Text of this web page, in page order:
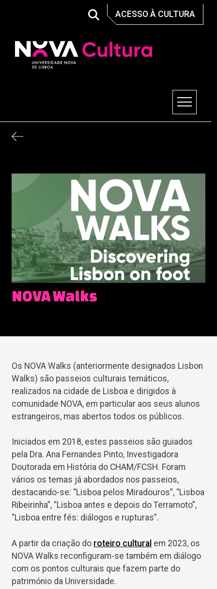
ACESSO À CULTURA
NOVA Walks
Os NOVA Walks (anteriormente designados Lisbon
Walks) são passeios culturais temáticos,
realizados na cidade de Lisboa e dirigidos à
comunidade NOVA, em particular aos seus alunos
estrangeiros, mas abertos todos os públicos.
Iniciados em 2018, estes passeios são guiados
pela Dra. Ana Fernandes Pinto, Investigadora
Doutorada em História do CHAM/FCSH. Foram
vários os temas já abordados nos passeios,
destacando-se: “Lisboa pelos Miradouros”, “Lisboa
Ribeirinha”, “Lisboa antes e depois do Terramoto”,
“Lisboa entre fés: diálogos e rupturas”.
A partir da criação do roteiro cultural em 2023, os
NOVA Walks reconfiguram-se também em diálogo
com os pontos culturais que fazem parte do
património da Universidade.